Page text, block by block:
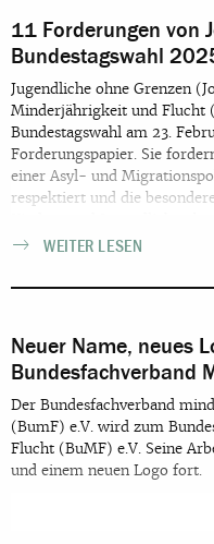
11 Forderungen von
Bundestagswahl
Jugendliche ohne Grenzen
Minderjährigkeit und Flucht
Bundestagswahl am 23.
Forderungspapier. Sie
einer Asyl- und
respektiert und die
WEITER LESEN
Neuer Name, neues
Bundesfachverband
Der Bundesfachverband
(BumF) e.V. wird zum
Flucht (BuMF) e.V. Seine
und einem neuen Logo fort.